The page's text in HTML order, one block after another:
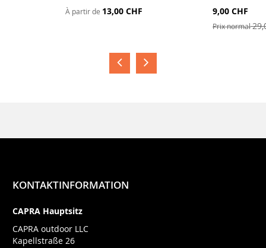
À partir de 13,00 CHF
Prix
9,00 CHF
Prix normal
KONTAKTINFORMATION
CAPRA Hauptsitz
CAPRA outdoor LLC
Kapellstraße 26